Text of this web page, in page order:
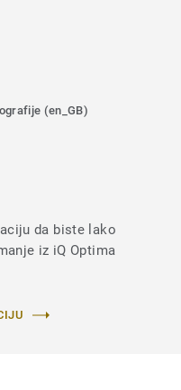
(en_GB)
da biste lako
iz iQ Optima